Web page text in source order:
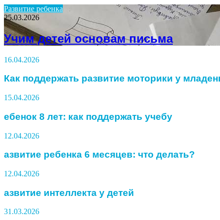
Развитие ребенка
25.03.2026
Учим детей основам письма
16.04.2026
Как поддержать развитие моторики у
15.04.2026
ебенок 8 лет: как поддержать учебу
12.04.2026
азвитие ребенка 6 месяцев: что делать?
12.04.2026
азвитие интеллекта у детей
31.03.2026